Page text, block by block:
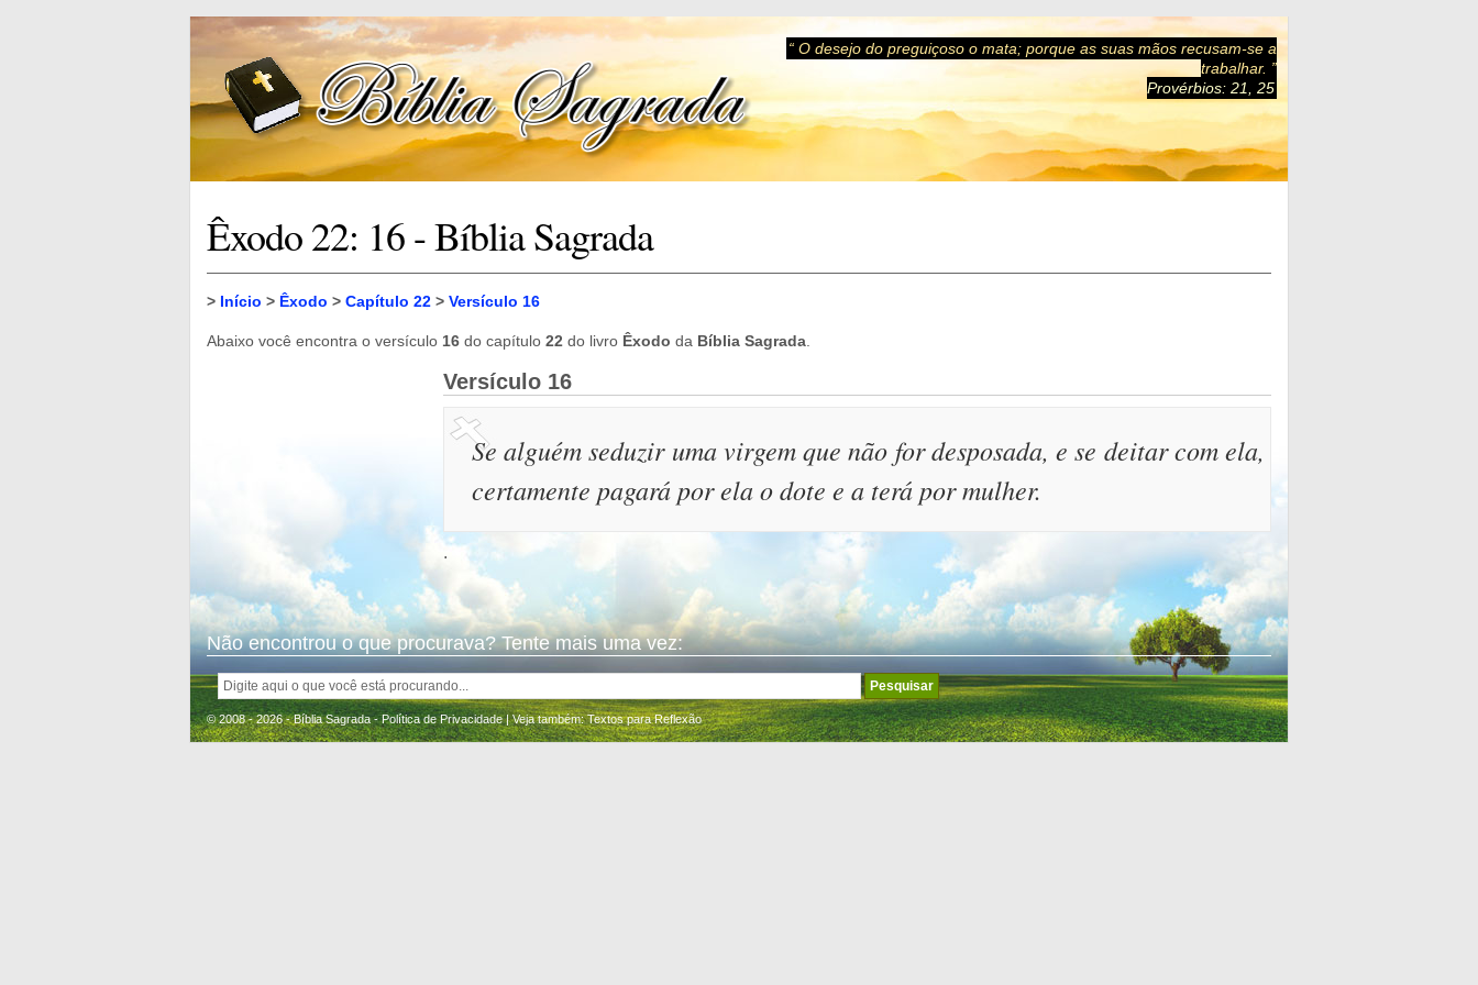
“ O desejo do preguiçoso o mata; porque as suas mãos recusam-se a
trabalhar. ”
Provérbios: 21, 25
Êxodo 22: 16 - Bíblia Sagrada
> Início > Êxodo > Capítulo 22 > Versículo 16
Abaixo você encontra o versículo 16 do capítulo 22 do livro Êxodo da Bíblia Sagrada
Versículo 16
Se alguém seduzir uma virgem que não for desposada, e se deitar com ela,
certamente pagará por ela o dote e a terá por mulher.
.
Não encontrou o que procurava? Tente mais uma vez:
© 2008 - 2026 - Bíblia Sagrada -Política de Privacidade| Veja também:Textos para Reflexão